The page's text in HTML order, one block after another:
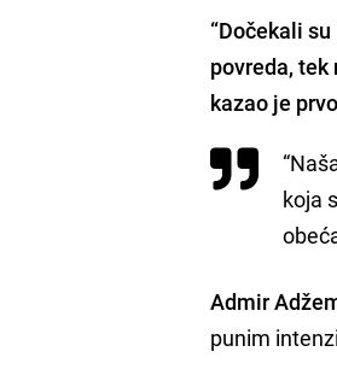
“Dočekali
povreda,
kazao je
koja
Admir
punim